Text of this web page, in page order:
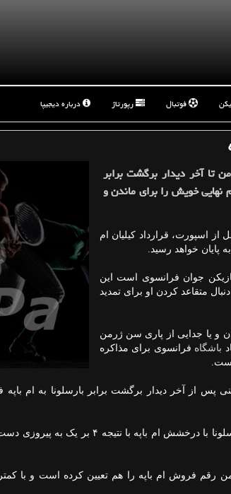
فوتبال رپورتاژ درباره دیجیپا
تا آخر دیدار برگشت برابر
نهایی خویش را برای ماندن و
از اسپورت، قرارداد کیلیان ام
جوان فرانسوی است این
متقاعد کردن او برای تمدید
و یا جدایی از پاری سن ژرمن
باشگاه فرانسوی برای مذاکره
است.
سن ژرمن تا ۱۰ مارس یعنی پس از آخر دیدار برگشت برابر
پاری سن ژرمن در دیدار رفت برابر بارسلونا